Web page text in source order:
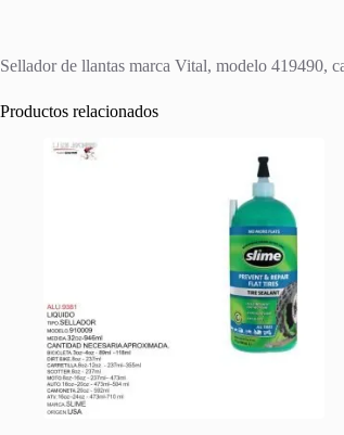
Sellador de llantas marca Vital, modelo 419490,
Productos relacionados